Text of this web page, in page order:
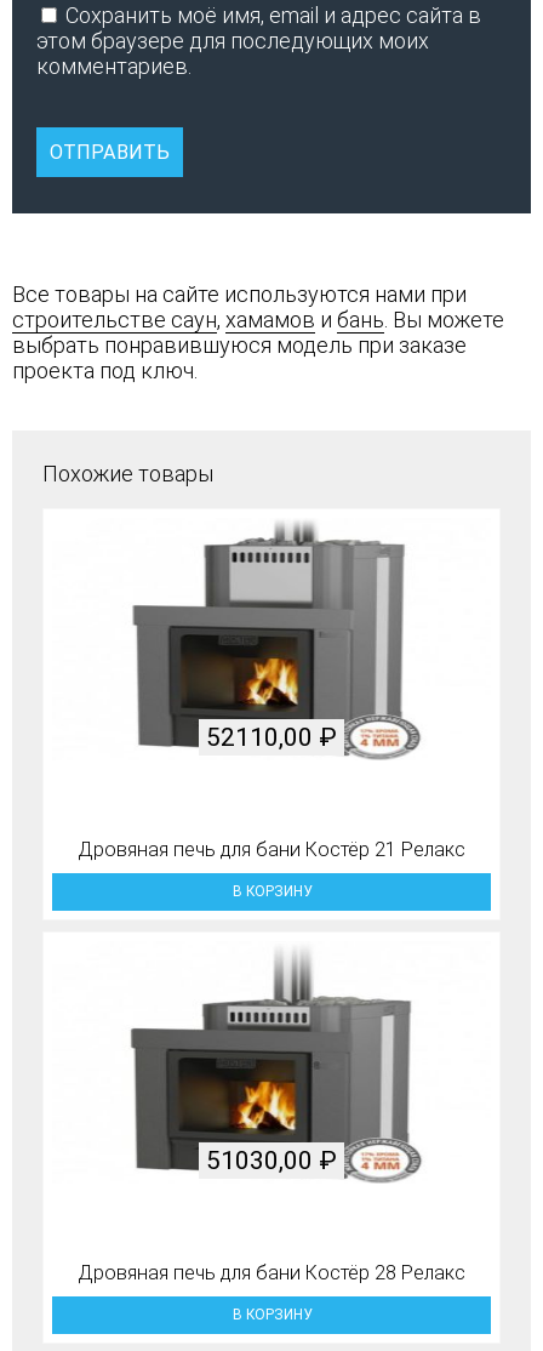
Сохранить моё имя, email и адрес сайта в
этом браузере для последующих моих
комментариев.
Все товары на сайте используются нами при
строительстве саун, хамамов и бань . Вы можете
выбрать понравившуюся модель при заказе
проекта под ключ.
Похожие товары
Дровяная печь для бани Костёр 21 Релакс
52110,00 ₽
В КОРЗИНУ
Дровяная печь для бани Костёр 28 Релакс
51030,00 ₽
В КОРЗИНУ